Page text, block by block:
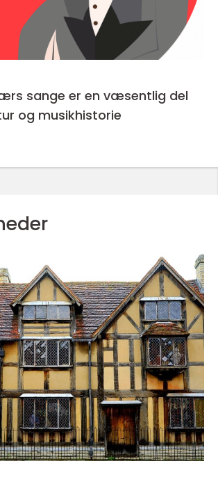
sange er en væsentlig del
og musikhistorie